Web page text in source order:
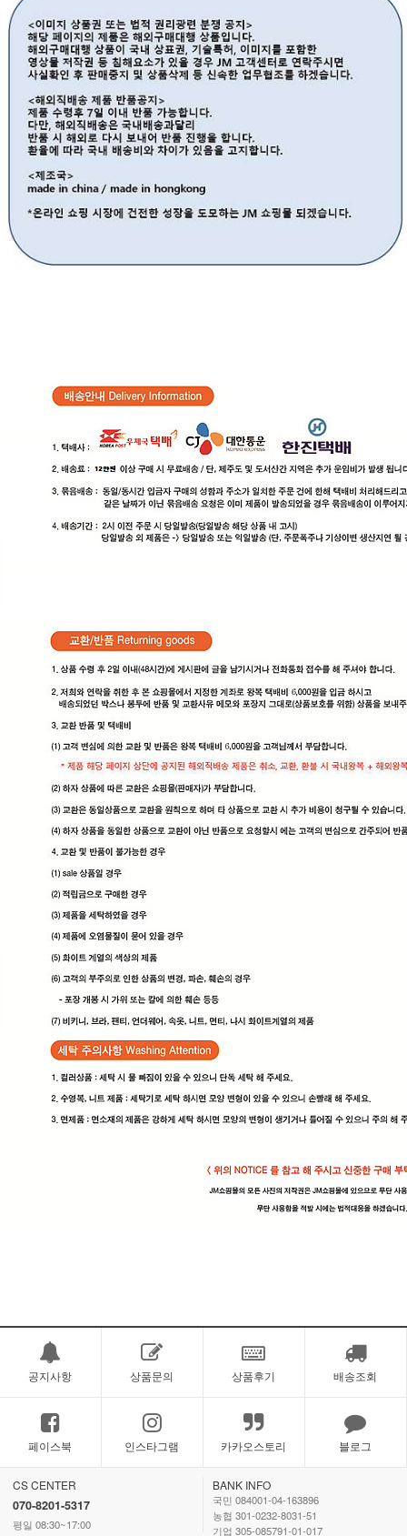
공지사항 상품문의 상품후기 배송조회
페이스북 인스타그램 카카오스토리 블로그
CS CENTER
070-8201-5317
평일 08:30~17:00
BANK INFO
국민 084001-04-163896
농협 301-0232-8031-51
기업 305-085791-01-017